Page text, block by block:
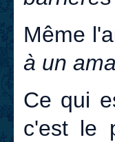
Même
à un
Ce qui
c'est le